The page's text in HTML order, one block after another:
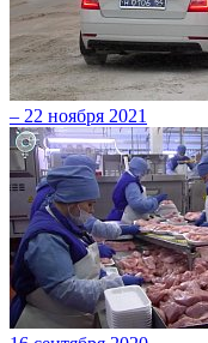
– 22 ноября 2021